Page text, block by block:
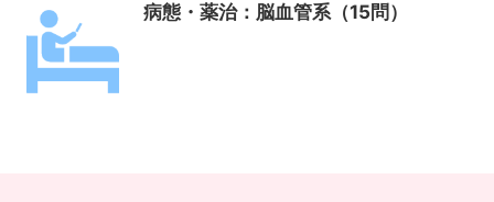
病態・薬治：脳血管系（15問）